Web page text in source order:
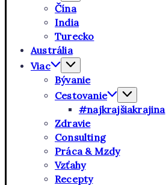
Čína
India
Turecko
Austrália
Viac
Bývanie
Cestovanie
#najkrajšiakrajina
Zdravie
Consulting
Práca & Mzdy
Vzťahy
Recepty